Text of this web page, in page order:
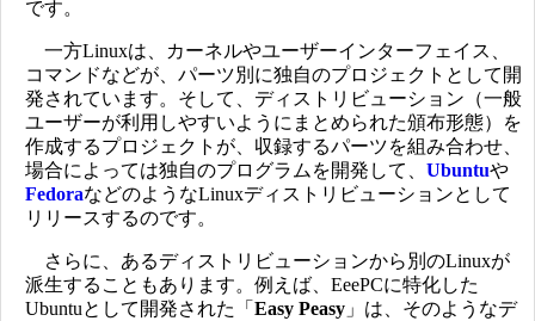
です。
一方Linuxは、カーネルやユーザーインターフェイス、
コマンドなどが、パーツ別に独自のプロジェクトとして開
発されています。そして、ディストリビューション（一般
ユーザーが利用しやすいようにまとめられた頒布形態）を
作成するプロジェクトが、収録するパーツを組み合わせ、
場合によっては独自のプログラムを開発して、 Ubuntuや
FedoraなどのようなLinuxディストリビューションとして
リリースするのです。
さらに、あるディストリビューションから別のLinuxが
派生することもあります。例えば、EeePCに特化した
Ubuntuとして開発された「 Easy Peasy 」は、そのようなデ